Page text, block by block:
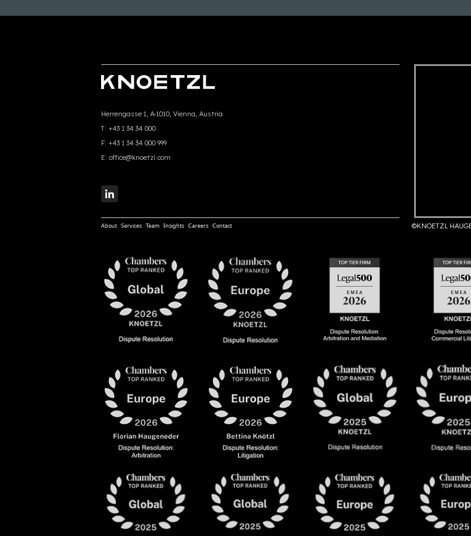
Herrengasse 1, A-1010, Vienna, Austria
T: +43 1 34 34 000
F: +43 1 34 34 000 999
E: office@knoetzl.com
About Services Team Insights Careers Contact ©KNOETZL